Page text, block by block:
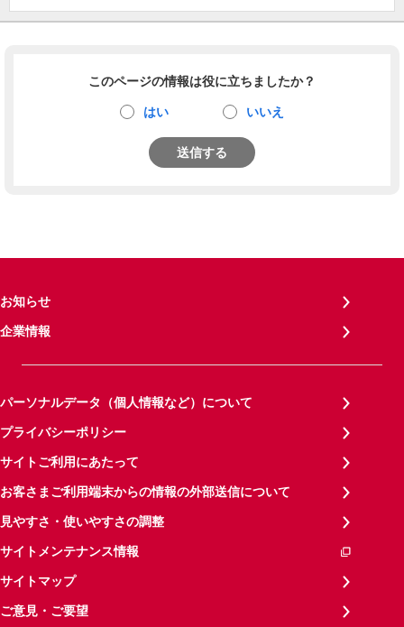
このページの情報は役に立ちましたか？
はい いいえ
送信する
お知らせ
企業情報
パーソナルデータ（個人情報など）について
プライバシーポリシー
サイトご利用にあたって
お客さまご利用端末からの情報の外部送信について
見やすさ・使いやすさの調整
サイトメンテナンス情報
サイトマップ
ご意見・ご要望